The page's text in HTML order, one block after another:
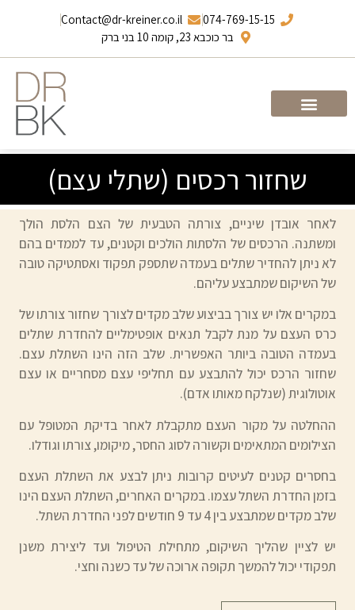
074-769-15-15
Contact@dr-kreiner.co.il
בר כוכבא 23, קומה 10 בני ברק
שחזור רכסים (שתלי עצם)
לאחר אובדן שיניים, צורתה הטבעית של הצם הלסת הולך
ומשתנה. הרכסים של הלסתות הולכים וקטנים, עד לממדים בהם
לא ניתן להחדיר שתלים בעמדה שתספק תפקוד ואסתטיקה טובה
של השיקום שמתבצע עליהם.
במקרים אלו יש צורך בביצוע שלב מקדים לצורך שחזור צורתו של
כרס העצם על מנת לקבל תנאים אופטימליים להחדרת שתלים
בעמדה הטובה ביותר האפשרית. שלב הזה הינו השתלת עצם.
שחזור הרכס יכול להתבצע עם תחליפי עצם מסחריים או עצם
אוטולוגית (שנלקח מאותו אדם).
ההחלטה על מקור העצם מתקבלת לאחר בדיקת המטופל עם
הצילומים המתאימים וקשורה לסוג החסר, מיקומו, צורתו וגודלו.
בחסרים קטנים לעיטים קרובות ניתן לבצע את השתלת העצם
בזמן החדרת השתל עצמו. במקרים האחרים, השתלת העצם הינו
שלב מקדים שמתבצע בין 4 עד 9 חודשים לפני החדרת השתל.
יש לציין שהליך השיקום, מתחילת הטיפול ועד ליצירת משנן
תפקודי יכול להמשך תקופה ארוכה של עד כשנה וחצי.